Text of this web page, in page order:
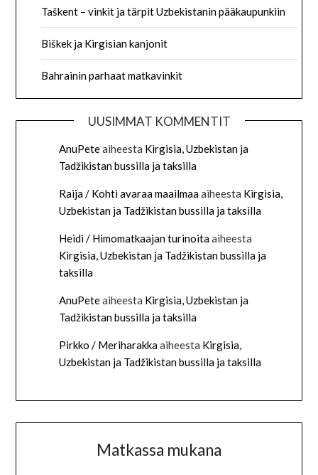
Taškent – vinkit ja tärpit Uzbekistanin pääkaupunkiin
Biškek ja Kirgisian kanjonit
Bahrainin parhaat matkavinkit
UUSIMMAT KOMMENTIT
AnuPeteaiheesta Kirgisia, Uzbekistan ja
Tadžikistan bussilla ja taksilla
Raija / Kohti avaraa maailmaaaiheesta Kirgisia,
Uzbekistan ja Tadžikistan bussilla ja taksilla
Heidi / Himomatkaajan turinoitaaiheesta
Kirgisia, Uzbekistan ja Tadžikistan bussilla ja
taksilla
AnuPeteaiheesta Kirgisia, Uzbekistan ja
Tadžikistan bussilla ja taksilla
Pirkko / Meriharakkaaiheesta Kirgisia,
Uzbekistan ja Tadžikistan bussilla ja taksilla
Matkassa mukana